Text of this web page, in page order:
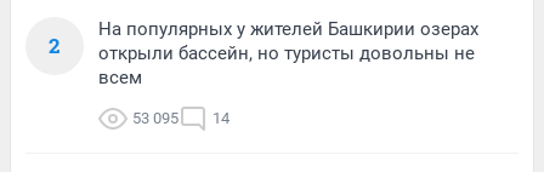
2
На популярных у жителей Башкирии озерах
открыли бассейн, но туристы довольны не
всем
53 095 14